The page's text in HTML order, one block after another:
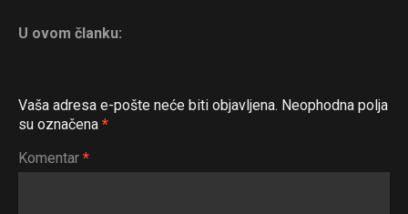
U ovom članku:
Vaša adresa e-pošte neće biti objavljena. Neophodna polja
su označena *
Komentar *
Reddit